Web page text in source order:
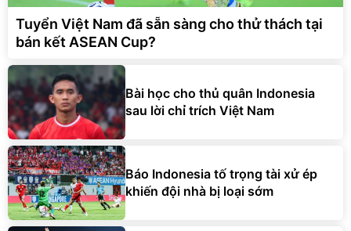
Tuyển Việt Nam đã sẵn sàng cho thử thách tại
bán kết ASEAN Cup?
Bài học cho thủ quân Indonesia
sau lời chỉ trích Việt Nam
Báo Indonesia tố trọng tài xử ép
khiến đội nhà bị loại sớm